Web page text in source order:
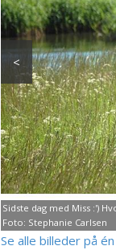
Sidste dag med Miss :')
Foto: Stephanie Carlsen
<
Se alle billeder på